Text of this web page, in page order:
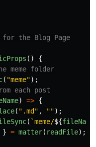
the Blog Page
()
{
folder
( "meme");
each post
) => {
( " .md " , "");
( `meme/${fileName
} = matter( readFile);